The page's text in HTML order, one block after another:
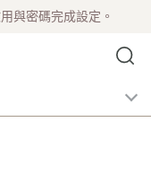
與密碼完成設定。